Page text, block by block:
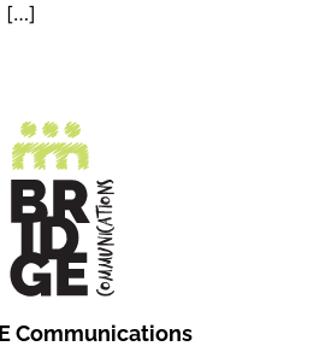
[…]
Communications